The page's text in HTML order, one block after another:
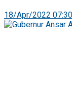
18/Apr/2022 07:30